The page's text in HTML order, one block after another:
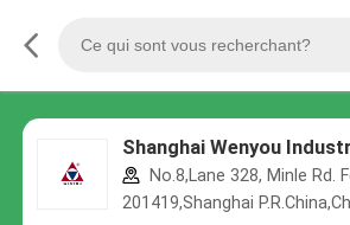
Shanghai Wenyou
No.8,Lane 328, Minle Rd.
201419,Shanghai